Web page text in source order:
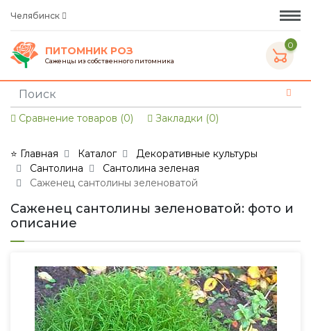
Челябинск
ПИТОМНИК РОЗ
Саженцы из собственного питомника
0
Сравнение товаров (0) Закладки (0)
⭐ Главная Каталог
Декоративные культуры
Сантолина
Сантолина зеленая
Саженец сантолины зеленоватой
Саженец сантолины зеленоватой: фото и
описание